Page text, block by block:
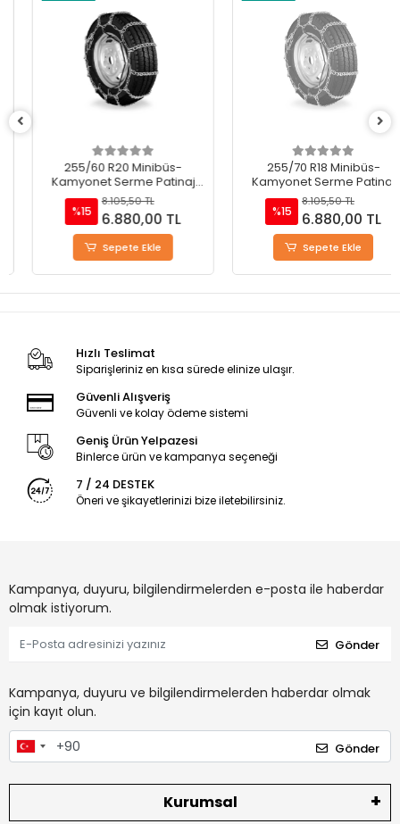
255/60 R20 Minibüs-
Kamyonet Serme Patinaj
Zinciri - M220
8.105,50 TL
6.880,00 TL
Sepete Ekle
255/70 R18 Minibüs-
Kamyonet Serme Patinaj
Zinciri - M220
8.105,50 TL
6.880,00 TL
Sepete Ekle
Hızlı Teslimat
Siparişleriniz en kısa sürede elinize ulaşır.
Güvenli Alışveriş
Güvenli ve kolay ödeme sistemi
Geniş Ürün Yelpazesi
Binlerce ürün ve kampanya seçeneği
7 / 24 DESTEK
Öneri ve şikayetlerinizi bize iletebilirsiniz.
Kampanya, duyuru, bilgilendirmelerden e-posta ile haberdar
olmak istiyorum.
Gönder
Kampanya, duyuru ve bilgilendirmelerden haberdar olmak
için kayıt olun.
Gönder
Kurumsal